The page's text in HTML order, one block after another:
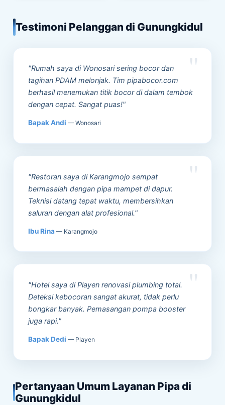
Testimoni Pelanggan di Gunungkidul
"Rumah saya di Wonosari sering bocor dan
tagihan PDAM melonjak. Tim pipabocor.com
berhasil menemukan titik bocor di dalam tembok
dengan cepat. Sangat puas!"
Bapak Andi — Wonosari
"Restoran saya di Karangmojo sempat
bermasalah dengan pipa mampet di dapur.
Teknisi datang tepat waktu, membersihkan
saluran dengan alat profesional."
Ibu Rina — Karangmojo
"Hotel saya di Playen renovasi plumbing total.
Deteksi kebocoran sangat akurat, tidak perlu
bongkar banyak. Pemasangan pompa booster
juga rapi."
Bapak Dedi — Playen
Pertanyaan Umum Layanan Pipa di
Gunungkidul